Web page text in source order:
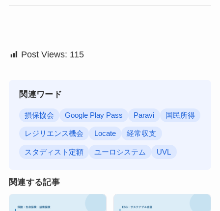
Post Views: 115
関連ワード
損保協会 Google Play Pass Paravi 国民所得
レジリエンス機会 Locate 経常収支
スタディスト定額 ユーロシステム UVL
関連する記事